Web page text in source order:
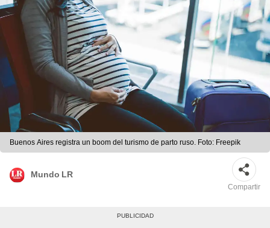
Buenos Aires registra un boom del turismo de parto ruso. Foto: Freepik
Mundo LR
Compartir